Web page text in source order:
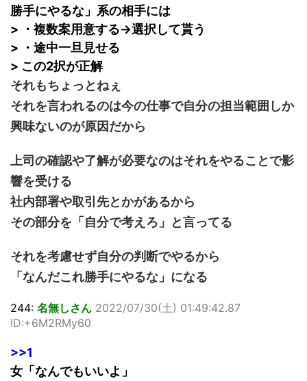
勝手にやるな」系の相手には
> ・複数案用意する→選択して貰う
> ・途中一旦見せる
> この2択が正解
それもちょっとねぇ
それを言われるのは今の仕事で自分の担当範囲しか
興味ないのが原因だから
上司の確認や了解が必要なのはそれをやることで影
響を受ける
社内部署や取引先とかがあるから
その部分を「自分で考えろ」と言ってる
それを考慮せず自分の判断でやるから
「なんだこれ勝手にやるな」になる
244: 名無しさん 2022/07/30(土) 01:49:42.87
ID:+6M2RMy60
>>1
女「なんでもいいよ」